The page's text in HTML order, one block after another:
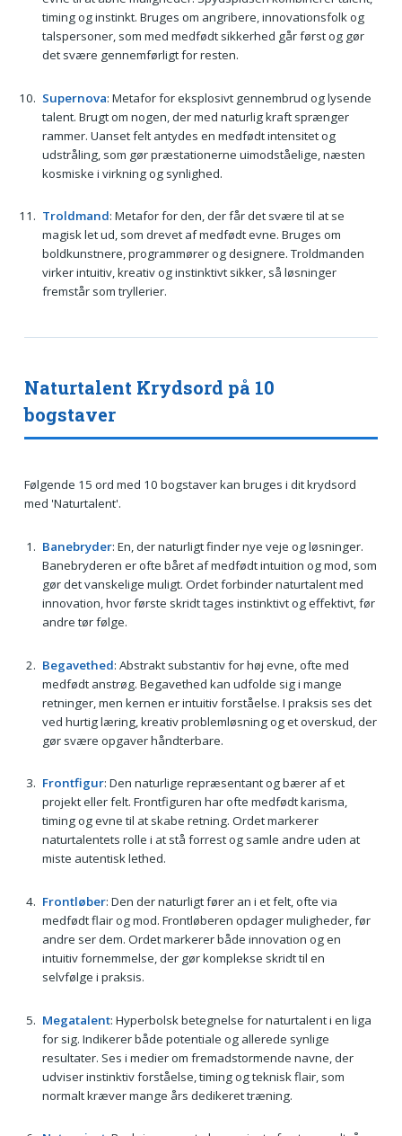
timing og instinkt. Bruges om angribere, innovationsfolk og
talspersoner, som med medfødt sikkerhed går først og gør
det svære gennemførligt for resten.
Supernova: Metafor for eksplosivt gennembrud og lysende
talent. Brugt om nogen, der med naturlig kraft sprænger
rammer. Uanset felt antydes en medfødt intensitet og
udstråling, som gør præstationerne uimodståelige, næsten
kosmiske i virkning og synlighed.
Troldmand: Metafor for den, der får det svære til at se
magisk let ud, som drevet af medfødt evne. Bruges om
boldkunstnere, programmører og designere. Troldmanden
virker intuitiv, kreativ og instinktivt sikker, så løsninger
fremstår som tryllerier.
Naturtalent Krydsord på 10
bogstaver
Følgende 15 ord med 10 bogstaver kan bruges i dit krydsord
med 'Naturtalent'.
Banebryder: En, der naturligt finder nye veje og løsninger.
Banebryderen er ofte båret af medfødt intuition og mod, som
gør det vanskelige muligt. Ordet forbinder naturtalent med
innovation, hvor første skridt tages instinktivt og effektivt, før
andre tør følge.
Begavethed: Abstrakt substantiv for høj evne, ofte med
medfødt anstrøg. Begavethed kan udfolde sig i mange
retninger, men kernen er intuitiv forståelse. I praksis ses det
ved hurtig læring, kreativ problemløsning og et overskud, der
gør svære opgaver håndterbare.
Frontfigur: Den naturlige repræsentant og bærer af et
projekt eller felt. Frontfiguren har ofte medfødt karisma,
timing og evne til at skabe retning. Ordet markerer
naturtalentets rolle i at stå forrest og samle andre uden at
miste autentisk lethed.
Frontløber: Den der naturligt fører an i et felt, ofte via
medfødt flair og mod. Frontløberen opdager muligheder, før
andre ser dem. Ordet markerer både innovation og en
intuitiv fornemmelse, der gør komplekse skridt til en
selvfølge i praksis.
Megatalent: Hyperbolsk betegnelse for naturtalent i en liga
for sig. Indikerer både potentiale og allerede synlige
resultater. Ses i medier om fremadstormende navne, der
udviser instinktiv forståelse, timing og teknisk flair, som
normalt kræver mange års dedikeret træning.